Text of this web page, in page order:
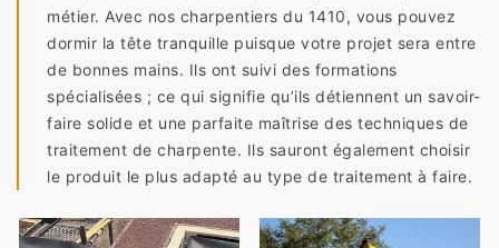
métier. Avec nos charpentiers du 1410, vous pouvez
dormir la tête tranquille puisque votre projet sera entre
de bonnes mains. Ils ont suivi des formations
spécialisées ; ce qui signifie qu’ils détiennent un savoir-
faire solide et une parfaite maîtrise des techniques de
traitement de charpente. Ils sauront également choisir
le produit le plus adapté au type de traitement à faire.